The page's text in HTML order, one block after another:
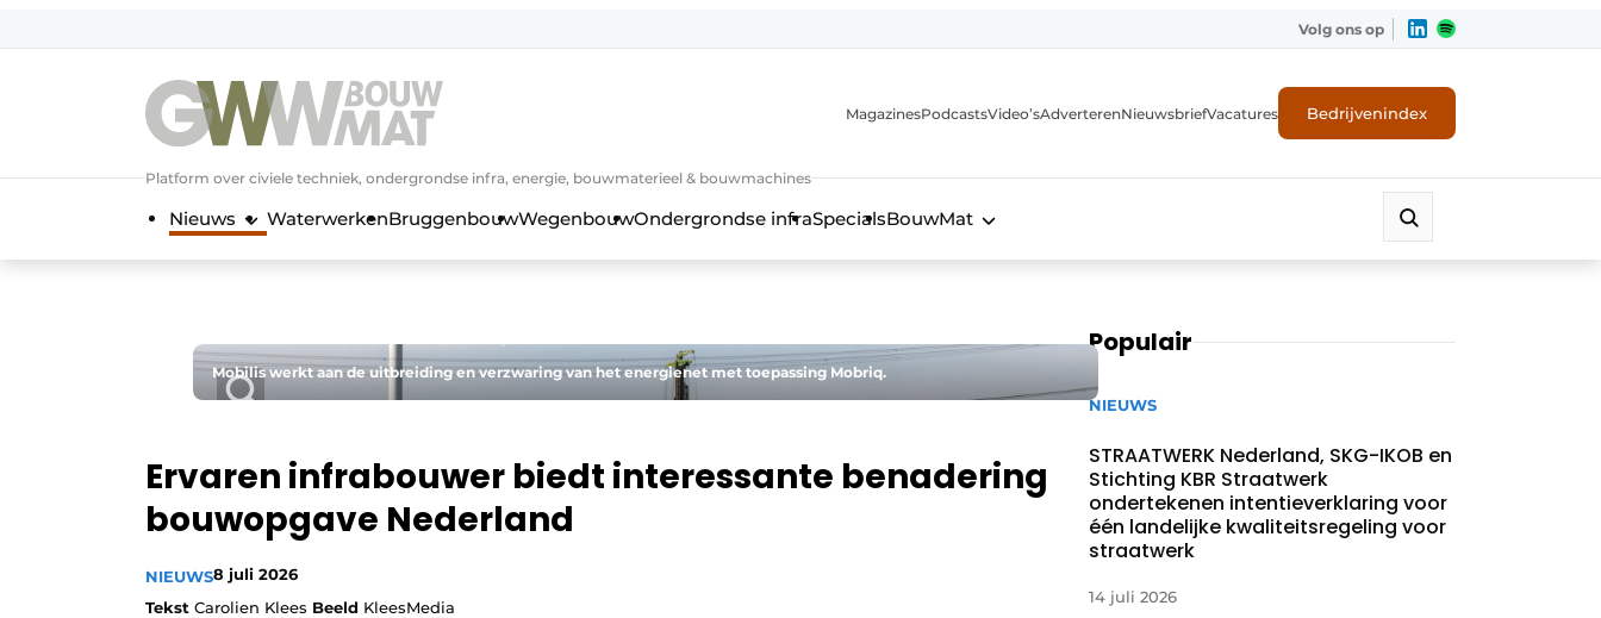
Volg ons op
Platform over civiele techniek, ondergrondse infra, energie, bouwmaterieel & bouwmachines
MagazinesPodcastsVideo’sAdverterenNieuwsbriefVacatures Bedrijvenindex
Nieuws WaterwerkenBruggenbouwWegenbouwOndergrondse infraSpecialsBouwMat
Mobilis werkt aan de uitbreiding en verzwaring van het energienet met toepassing Mobriq.
Ervaren infrabouwer biedt interessante benadering
bouwopgave Nederland
NIEUWS8 juli 2026
Tekst Carolien Klees Beeld KleesMedia
Populair
NIEUWS
STRAATWERK Nederland, SKG-IKOB en
Stichting KBR Straatwerk
ondertekenen intentieverklaring voor
één landelijke kwaliteitsregeling voor
straatwerk
14 juli 2026